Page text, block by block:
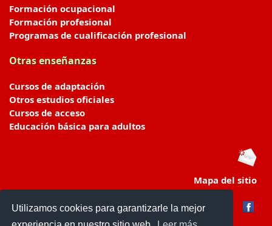
Utilizamos cookies para garantizarle la mejor
Formación ocupacional
Formación profesional
Programas de cualificación profesional
Otras enseñanzas
Cursos de adaptación
Otros estudios oficiales
Cursos de acceso
Educación básica para adultos
Mapa del sitio